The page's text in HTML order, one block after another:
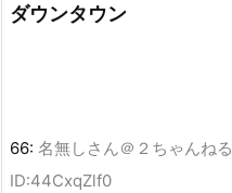
ダウンタウン
66: 名無しさん＠２ちゃんねる
ID:44CxqZlf0